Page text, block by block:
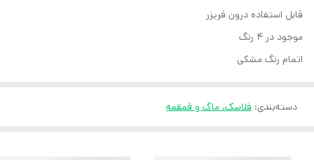
قابل استفاده درون فریزر
موجود در 4 رنگ
اتمام رنگ مشکی
دسته‌بندی: فلاسک، ماگ و قمقمه